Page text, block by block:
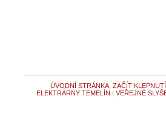
ÚVODNÍ STRÁNKA, ZAČÍT
ELEKTRÁRNY TEMELÍN | VEŘEJNÉ